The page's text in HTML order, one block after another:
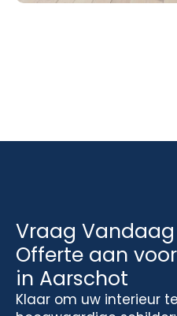
Vraag
Offerte aan
in Aarschot
Klaar om uw interieur